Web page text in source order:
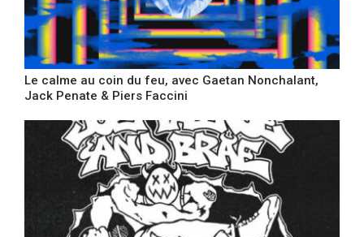
Le calme au coin du feu, avec Gaetan Nonchalant,
Jack Penate & Piers Faccini